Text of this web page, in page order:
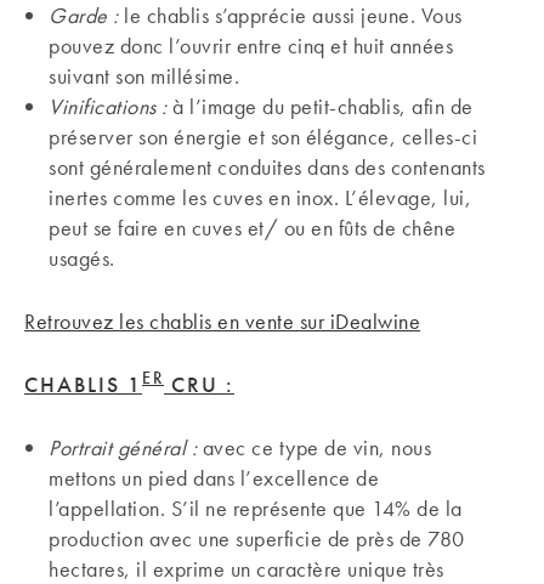
Garde :le chablis s’apprécie aussi jeune. Vous
pouvez donc l’ouvrir entre cinq et huit années
suivant son millésime.
Vinifications :à l’image du petit-chablis, afin de
préserver son énergie et son élégance, celles-ci
sont généralement conduites dans des contenants
inertes comme les cuves en inox. L’élevage, lui,
peut se faire en cuves et/ ou en fûts de chêne
usagés.
Retrouvez les chablis en vente sur iDealwine
CHABLIS 1 ER CRU :
Portrait général :avec ce type de vin, nous
mettons un pied dans l’excellence de
l’appellation. S’il ne représente que 14% de la
production avec une superficie de près de 780
hectares, il exprime un caractère unique très